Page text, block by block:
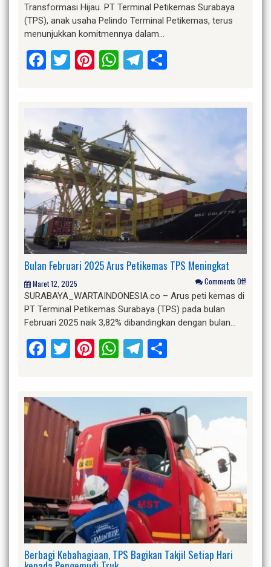
Transformasi Hijau. PT Terminal Petikemas Surabaya
(TPS), anak usaha Pelindo Terminal Petikemas, terus
menunjukkan komitmennya dalam…
Facebook
Twitter
Pinterest
WhatsApp
Telegram
Bulan Februari 2025 Arus Petikemas TPS Meningkat
Maret 12, 2025 Comments Off!
SURABAYA_WARTAINDONESIA.co – Arus peti kemas di
PT Terminal Petikemas Surabaya (TPS) pada bulan
Februari 2025 naik 3,82% dibandingkan dengan bulan…
Facebook
Twitter
Pinterest
WhatsApp
Telegram
Berbagi Kebahagiaan, TPS Bagikan Takjil Setiap Hari